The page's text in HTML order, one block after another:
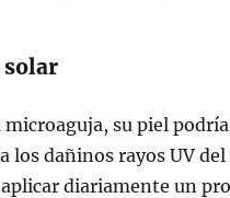
solar
microaguja, su piel
los dañinos rayos UV del
diariamente un